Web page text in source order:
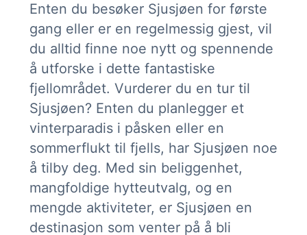
Enten du besøker Sjusjøen for første
gang eller er en regelmessig gjest, vil
du alltid finne noe nytt og spennende
å utforske i dette fantastiske
fjellområdet. Vurderer du en tur til
Sjusjøen? Enten du planlegger et
vinterparadis i påsken eller en
sommerflukt til fjells, har Sjusjøen noe
å tilby deg. Med sin beliggenhet,
mangfoldige hytteutvalg, og en
mengde aktiviteter, er Sjusjøen en
destinasjon som venter på å bli